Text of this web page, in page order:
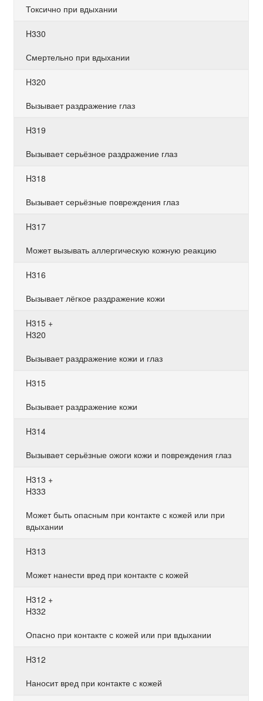
Токсично при вдыхании
H330
Смертельно при вдыхании
H320
Вызывает раздражение глаз
H319
Вызывает серьёзное раздражение глаз
H318
Вызывает серьёзные повреждения глаз
H317
Может вызывать аллергическую кожную реакцию
H316
Вызывает лёгкое раздражение кожи
H315 +
H320
Вызывает раздражение кожи и глаз
H315
Вызывает раздражение кожи
H314
Вызывает серьёзные ожоги кожи и повреждения глаз
H313 +
H333
Может быть опасным при контакте с кожей или при
вдыхании
H313
Может нанести вред при контакте с кожей
H312 +
H332
Опасно при контакте с кожей или при вдыхании
H312
Наносит вред при контакте с кожей